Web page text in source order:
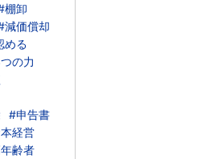
棚卸
減価償却
める
の力
#申告書
経営
齢者